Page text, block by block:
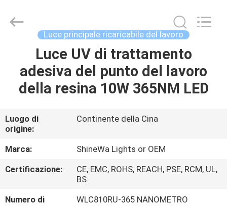
CASA.
PRODOTTI
VIDEO
SU
DI
International
Trade
Luce principale ricaricabile del lavoro
Luce UV di trattamento
adesiva del punto del lavoro
della resina 10W 365NM LED
Luogo di
origine:
Continente della Cina
Marca:
ShineWa Lights or OEM
Certificazione:
CE, EMC, ROHS, REACH, PSE, RCM, UL,
BS
Numero di
WLC810RU-365 NANOMETRO